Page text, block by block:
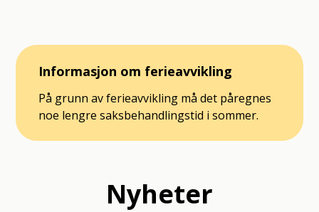
Informasjon om ferieavvikling
På grunn av ferieavvikling må det påregnes
noe lengre saksbehandlingstid i sommer.
Nyheter